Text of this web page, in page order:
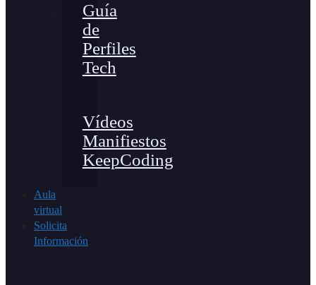
Guía
de
Perfiles
Tech
Vídeos
Manifiestos
KeepCoding
Aula
virtual
Solicita
Información